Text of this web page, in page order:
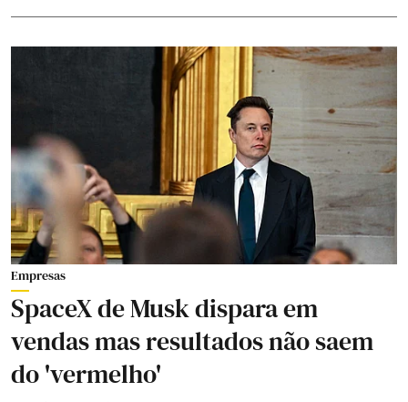
Empresas
SpaceX de Musk dispara em
vendas mas resultados não saem
do 'vermelho'